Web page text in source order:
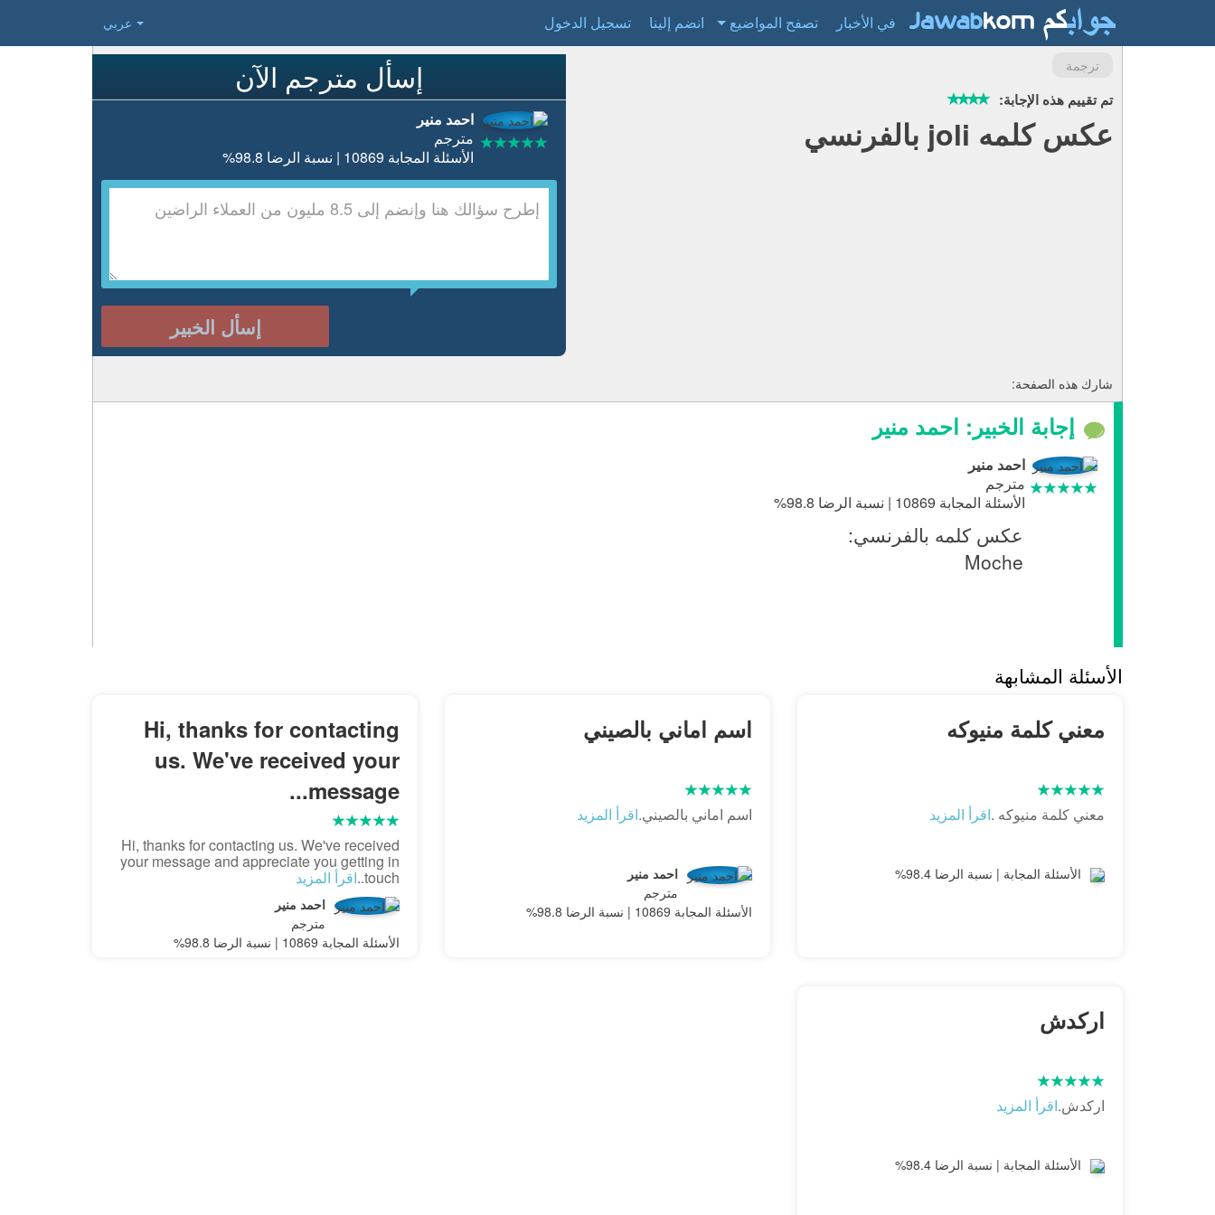
عربي في الأخبار تصفح المواضيع انضم إلينا تسجيل الدخول
إسأل مترجم الآن
احمد منير
مترجم
الأسئلة المجابة 10869 | نسبة الرضا 98.8%
إسأل الخبير
ترجمة
تم تقييم هذه الإجابة:
عكس كلمه joli بالفرنسي
شارك هذه الصفحة:
إجابة الخبير: احمد منير
احمد منير
مترجم
الأسئلة المجابة 10869 | نسبة الرضا 98.8%
عكس كلمه بالفرنسي:
Moche
الأسئلة المشابهة
معني كلمة منيوكه
معني كلمة منيوكه .اقرأ المزيد
الأسئلة المجابة | نسبة الرضا 98.4%
اسم اماني بالصيني
اسم اماني بالصيني.اقرأ المزيد
احمد منير
مترجم
الأسئلة المجابة 10869 | نسبة الرضا 98.8%
Hi, thanks for contacting
us. We've received your
message...
Hi, thanks for contacting us. We've received
your message and appreciate you getting in
touch.. اقرأ المزيد
احمد منير
مترجم
الأسئلة المجابة 10869 | نسبة الرضا 98.8%
اركدش
اركدش.اقرأ المزيد
الأسئلة المجابة | نسبة الرضا 98.4%